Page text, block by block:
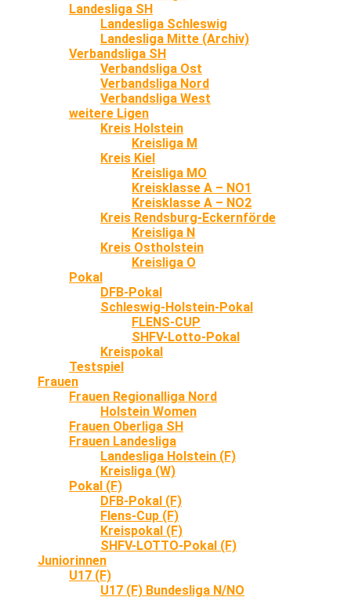
Landesliga SH
Landesliga Schleswig
Landesliga Mitte (Archiv)
Verbandsliga SH
Verbandsliga Ost
Verbandsliga Nord
Verbandsliga West
weitere Ligen
Kreis Holstein
Kreisliga M
Kreis Kiel
Kreisliga MO
Kreisklasse A – NO1
Kreisklasse A – NO2
Kreis Rendsburg-Eckernförde
Kreisliga N
Kreis Ostholstein
Kreisliga O
Pokal
DFB-Pokal
Schleswig-Holstein-Pokal
FLENS-CUP
SHFV-Lotto-Pokal
Kreispokal
Testspiel
Frauen
Frauen Regionalliga Nord
Holstein Women
Frauen Oberliga SH
Frauen Landesliga
Landesliga Holstein (F)
Kreisliga (W)
Pokal (F)
DFB-Pokal (F)
Flens-Cup (F)
Kreispokal (F)
SHFV-LOTTO-Pokal (F)
Juniorinnen
U17 (F)
U17 (F) Bundesliga N/NO